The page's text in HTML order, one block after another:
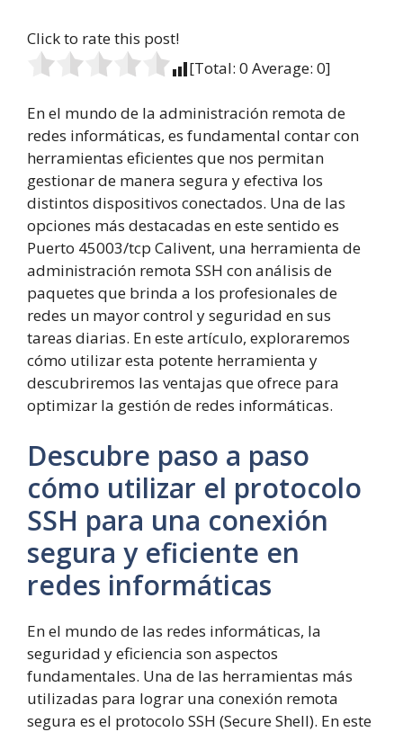
Click to rate this post!
[Total: 0 Average: 0]
En el mundo de la administración remota de
redes informáticas, es fundamental contar con
herramientas eficientes que nos permitan
gestionar de manera segura y efectiva los
distintos dispositivos conectados. Una de las
opciones más destacadas en este sentido es
Puerto 45003/tcp Calivent, una herramienta de
administración remota SSH con análisis de
paquetes que brinda a los profesionales de
redes un mayor control y seguridad en sus
tareas diarias. En este artículo, exploraremos
cómo utilizar esta potente herramienta y
descubriremos las ventajas que ofrece para
optimizar la gestión de redes informáticas.
Descubre paso a paso
cómo utilizar el protocolo
SSH para una conexión
segura y eficiente en
redes informáticas
En el mundo de las redes informáticas, la
seguridad y eficiencia son aspectos
fundamentales. Una de las herramientas más
utilizadas para lograr una conexión remota
segura es el protocolo SSH (Secure Shell). En este